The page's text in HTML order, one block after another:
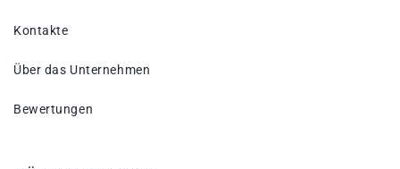
Kontakte
Über das Unternehmen
Bewertungen